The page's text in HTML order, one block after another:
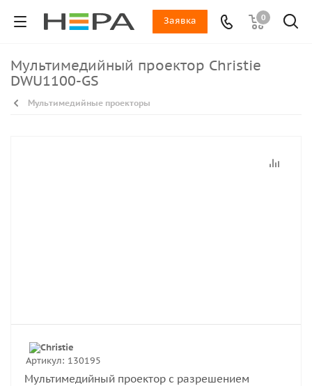
0
Заявка
Мультимедийный проектор Christie
DWU1100-GS
Мультимедийные проекторы
Артикул: 130195
Мультимедийный проектор с разрешением